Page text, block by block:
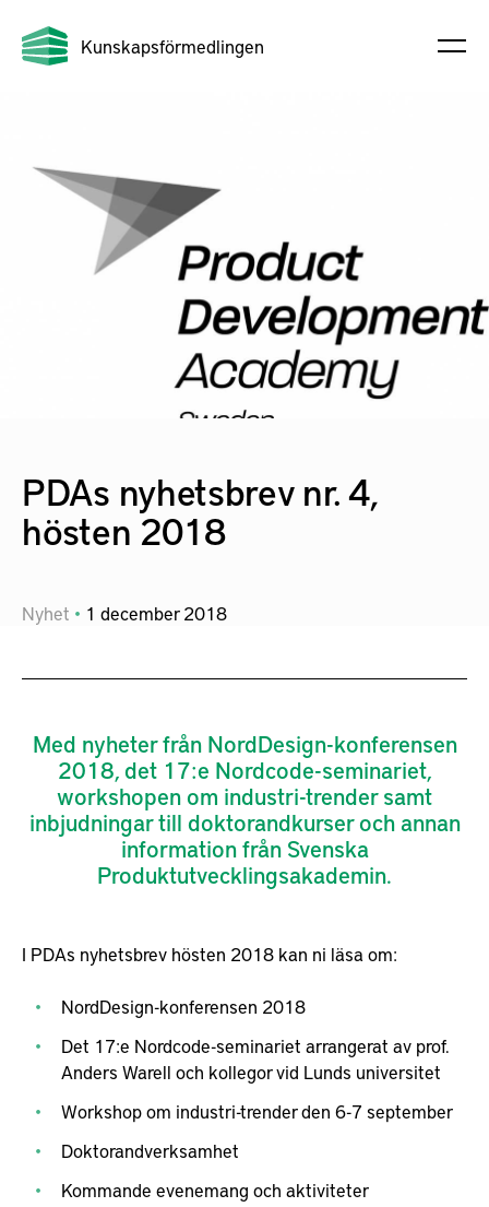
Kunskapsförmedlingen
PDAs nyhetsbrev nr. 4,
hösten 2018
Nyhet 1 december 2018
Med nyheter från NordDesign-konferensen
2018, det 17:e Nordcode-seminariet,
workshopen om industri-trender samt
inbjudningar till doktorandkurser och annan
information från Svenska
Produktutvecklingsakademin.
I PDAs nyhetsbrev hösten 2018 kan ni läsa om:
NordDesign-konferensen 2018
Det 17:e Nordcode-seminariet arrangerat av prof.
Anders Warell och kollegor vid Lunds universitet
Workshop om industri-trender den 6-7 september
Doktorandverksamhet
Kommande evenemang och aktiviteter